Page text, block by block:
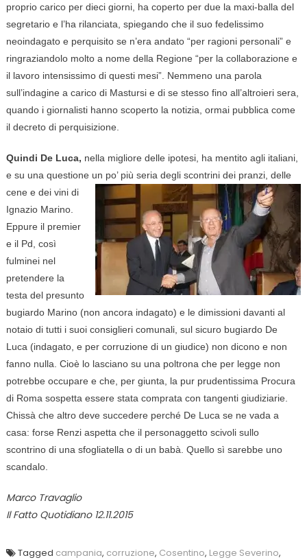
proprio carico per dieci giorni, ha coperto per due la maxi-balla del
segretario e l’ha rilanciata, spiegando che il suo fedelissimo
neoindagato e perquisito se n’era andato “per ragioni personali” e
ringraziandolo molto a nome della Regione “per la collaborazione e
il lavoro intensissimo di questi mesi”. Nemmeno una parola
sull’indagine a carico di Mastursi e di se stesso fino all’altroieri sera,
quando i giornalisti hanno scoperto la notizia, ormai pubblica come
il decreto di perquisizione.
Quindi De Luca, nella migliore delle ipotesi, ha mentito agli italiani,
e su una questione un po’ più seria degli scontrini dei pranzi, delle
cene e dei vini di
Ignazio Marino.
Eppure il premier
e il Pd, così
fulminei nel
pretendere la
testa del presunto
bugiardo Marino (non ancora indagato) e le dimissioni davanti al
notaio di tutti i suoi consiglieri comunali, sul sicuro bugiardo De
Luca (indagato, e per corruzione di un giudice) non dicono e non
fanno nulla. Cioè lo lasciano su una poltrona che per legge non
potrebbe occupare e che, per giunta, la pur prudentissima Procura
di Roma sospetta essere stata comprata con tangenti giudiziarie.
Chissà che altro deve succedere perché De Luca se ne vada a
casa: forse Renzi aspetta che il personaggetto scivoli sullo
scontrino di una sfogliatella o di un babà. Quello sì sarebbe uno
scandalo.
Marco Travaglio
Il Fatto Quotidiano 12.11.2015
Tagged campania, corruzione, Cosentino, Legge Severino,